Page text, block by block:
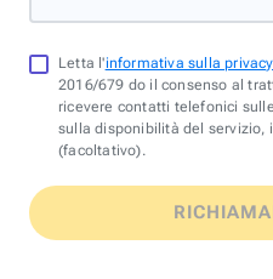
Letta l'informativa sulla privacy
2016/679 do il consenso al
ricevere contatti telefonici
sulla disponibilità del servizio,
(facoltativo).